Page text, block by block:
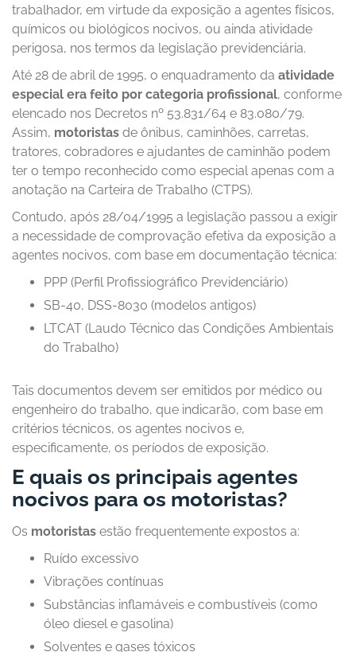
trabalhador, em virtude da exposição a agentes físicos,
químicos ou biológicos nocivos, ou ainda atividade
perigosa, nos termos da legislação previdenciária.
Até 28 de abril de 1995, o enquadramento da atividade
especial era feito por categoria profissional, conforme
elencado nos Decretos nº 53.831/64 e 83.080/79.
Assim, motoristas de ônibus, caminhões, carretas,
tratores, cobradores e ajudantes de caminhão podem
ter o tempo reconhecido como especial apenas com a
anotação na Carteira de Trabalho (CTPS).
Contudo, após 28/04/1995 a legislação passou a exigir
a necessidade de comprovação efetiva da exposição a
agentes nocivos, com base em documentação técnica:
PPP (Perfil Profissiográfico Previdenciário)
SB-40, DSS-8030 (modelos antigos)
LTCAT (Laudo Técnico das Condições Ambientais
do Trabalho)
Tais documentos devem ser emitidos por médico ou
engenheiro do trabalho, que indicarão, com base em
critérios técnicos, os agentes nocivos e,
especificamente, os períodos de exposição.
E quais os principais agentes
nocivos para os motoristas?
Os motoristas estão frequentemente expostos a:
Ruído excessivo
Vibrações contínuas
Substâncias inflamáveis e combustíveis (como
óleo diesel e gasolina)
Solventes e gases tóxicos